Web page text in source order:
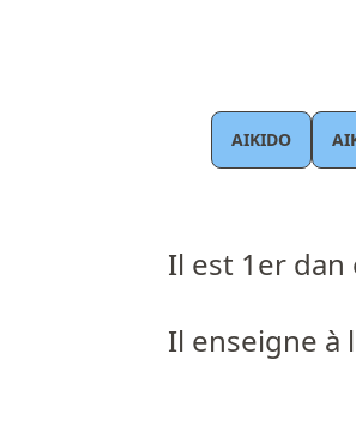
AIKIDO
Il est 1er dan
Il enseigne à